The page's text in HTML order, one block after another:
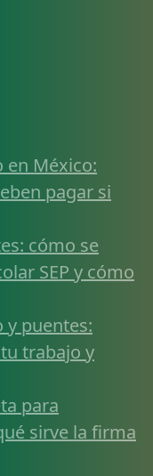
en México:
pagar si
cómo se
SEP y cómo
y puentes:
trabajo y
para
sirve la firma